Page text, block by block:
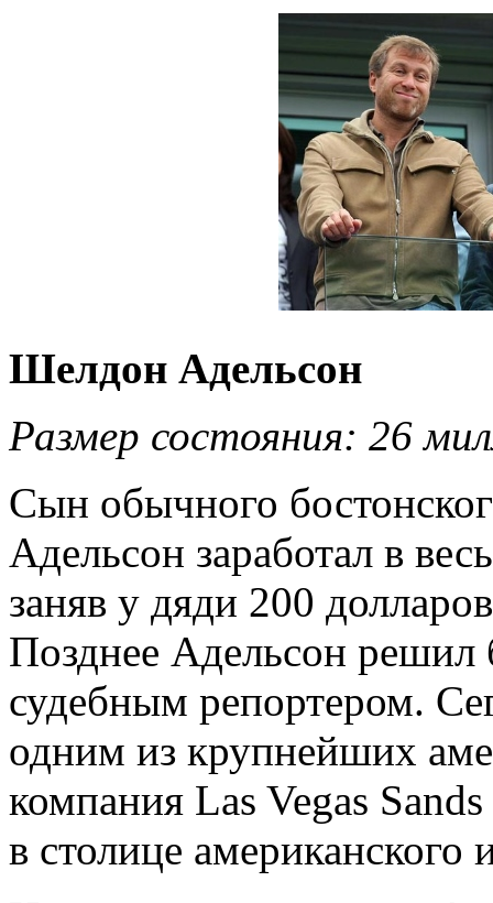
Шелдон Адельсон
Размер состояния: 26
Сын обычного
Адельсон заработал в
заняв у дяди 200
Позднее Адельсон решил
судебным репортером.
одним из крупнейших
компания Las Vegas
в столице американского